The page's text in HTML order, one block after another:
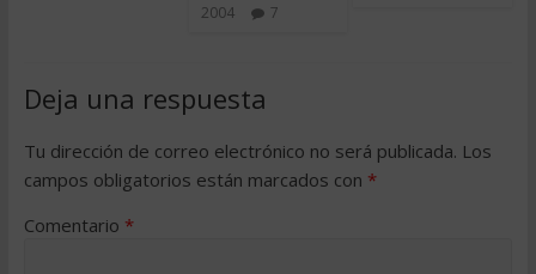
2004
7
Deja una respuesta
Tu dirección de correo electrónico no será publicada. Los
campos obligatorios están marcados con *
Comentario *